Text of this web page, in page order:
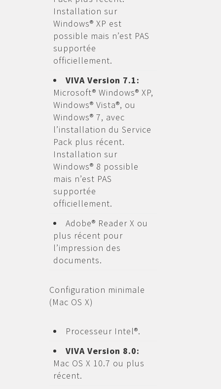
Installation sur
Windows® XP est
possible mais n’est PAS
supportée
officiellement.
VIVA Version 7.1:
Microsoft® Windows® XP,
Windows® Vista®, ou
Windows® 7, avec
l’installation du Service
Pack plus récent.
Installation sur
Windows® 8 possible
mais n’est PAS
supportée
officiellement.
Adobe® Reader X ou
plus récent pour
l’impression des
documents.
Configuration minimale
(Mac OS X)
Processeur Intel®.
VIVA Version 8.0:
Mac OS X 10.7 ou plus
récent.